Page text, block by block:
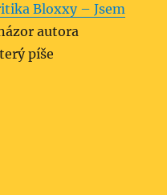
Bloxxy – Jsem
autora
píše